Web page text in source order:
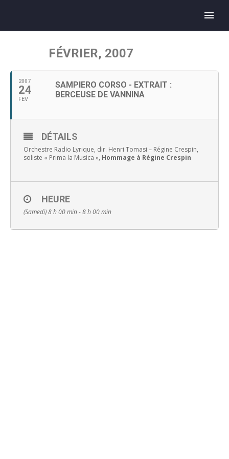
FÉVRIER, 2007
2007
24
FEV
SAMPIERO CORSO - EXTRAIT :
BERCEUSE DE VANNINA
DÉTAILS
Orchestre Radio Lyrique, dir. Henri Tomasi – Régine Crespin,
soliste « Prima la Musica », Hommage à Régine Crespin
HEURE
(Samedi) 8 h 00 min - 8 h 00 min